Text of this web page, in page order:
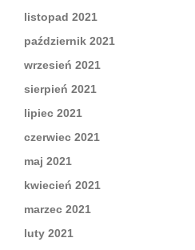
listopad 2021
październik 2021
wrzesień 2021
sierpień 2021
lipiec 2021
czerwiec 2021
maj 2021
kwiecień 2021
marzec 2021
luty 2021